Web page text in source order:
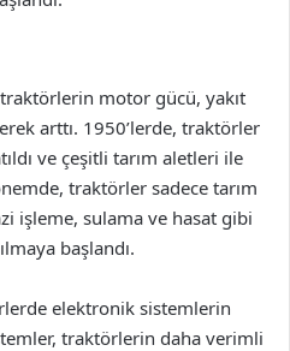
motor gücü, yakıt
arttı. 1950’lerde, traktörler
ve çeşitli tarım aletleri ile
traktörler sadece tarım
işleme, sulama ve hasat gibi
başlandı.
elektronik sistemlerin
traktörlerin daha verimli